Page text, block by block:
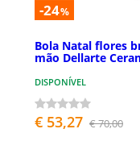
-24%
Bola Natal flores
mão Dellarte
DISPONÍVEL
€ 53,27 € 70,00